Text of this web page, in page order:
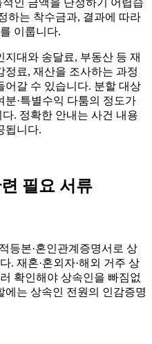
인 금액을 단정하기 어렵습
하는 착수금과, 결과에 따라
이룹니다.
대와 송달료, 부동산 등 재
료, 재산을 조사하는 과정
어갈 수 있습니다. 분할 대상
·특별수익 다툼의 정도가
. 정확한 안내는 사건 내용
됩니다.
필요 서류
등본·혼인관계증명서로 상
. 재혼·혼외자·해외 거주 상
확인해야 상속인을 빠짐없
에는 상속인 전원의 인감증명